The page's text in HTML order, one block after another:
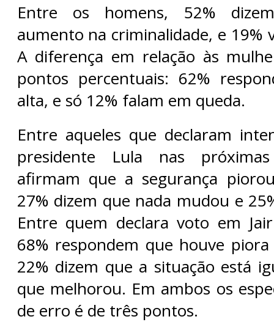
Entre os homens, 52%
aumento na criminalidade, e 19%
A diferença em relação às
pontos percentuais: 62%
alta, e só 12% falam em queda.
Entre aqueles que declaram
presidente Lula nas
afirmam que a segurança
27% dizem que nada mudou e
Entre quem declara voto em
68% respondem que houve
22% dizem que a situação está
que melhorou. Em ambos os
de erro é de três pontos.